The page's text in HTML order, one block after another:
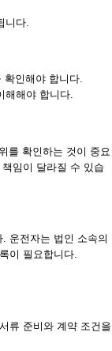
니다.
인해야 합니다.
해해야 합니다.
를 확인하는 것이 중요
임이 달라질 수 있습
운전자는 법인 소속의
이 필요합니다.
류 준비와 계약 조건을